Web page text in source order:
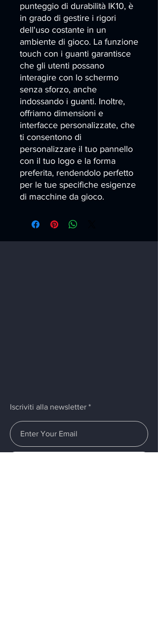
punteggio di durabilità IK10, è
in grado di gestire i rigori
dell'uso costante in un
ambiente di gioco. La funzione
touch con i guanti garantisce
che gli utenti possano
interagire con lo schermo
senza sforzo, anche
indossando i guanti. Inoltre,
offriamo dimensioni e
interfacce personalizzate, che
ti consentono di
personalizzare il tuo pannello
con il tuo logo e la forma
preferita, rendendolo perfetto
per le tue specifiche esigenze
di macchine da gioco.
Iscriviti alla newsletter